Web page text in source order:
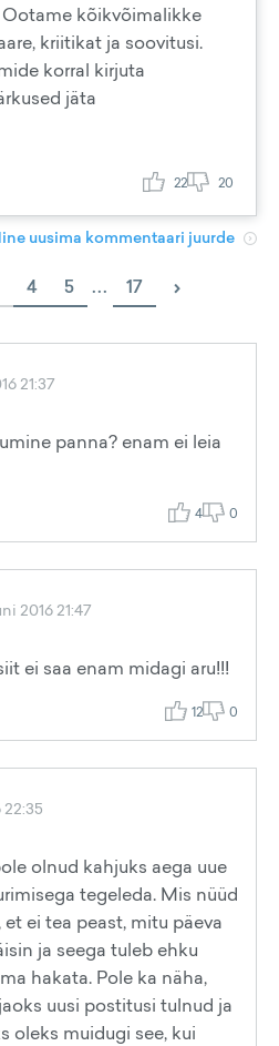
kõikvõimalikke
kriitikat ja soovitusi.
korral kirjuta
jäta
22 20
uusima kommentaari juurde
4 5 ... 17 ›
21:37
panna? enam ei leia
4 0
2016 21:47
ei saa enam midagi aru!!!
12 0
22:35
olnud kahjuks aega uue
tegeleda. Mis nüüd
ei tea peast, mitu päeva
ja seega tuleb ehku
hakata. Pole ka näha,
uusi postitusi tulnud ja
oleks muidugi see, kui